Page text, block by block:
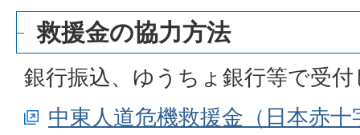
救援金の協力方法
銀行振込、ゆうちょ銀行等で受
中東人道危機救援金（日本赤